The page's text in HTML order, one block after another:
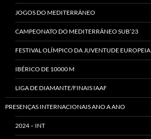
JOGOS DO MEDITERRÂNEO
CAMPEONATO DO MEDITERRÂNEO SUB’23
FESTIVAL OLÍMPICO DA JUVENTUDE EUROPEIA
IBÉRICO DE 10000 M
LIGA DE DIAMANTE/FINAIS IAAF
PRESENÇAS INTERNACIONAIS ANO A ANO
2024 – INT